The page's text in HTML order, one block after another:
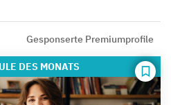
Gesponserte Premiumprofile
DES MONATS